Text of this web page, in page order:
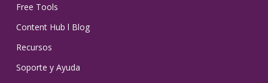
Free Tools
Content Hub l Blog
Recursos
Soporte y Ayuda